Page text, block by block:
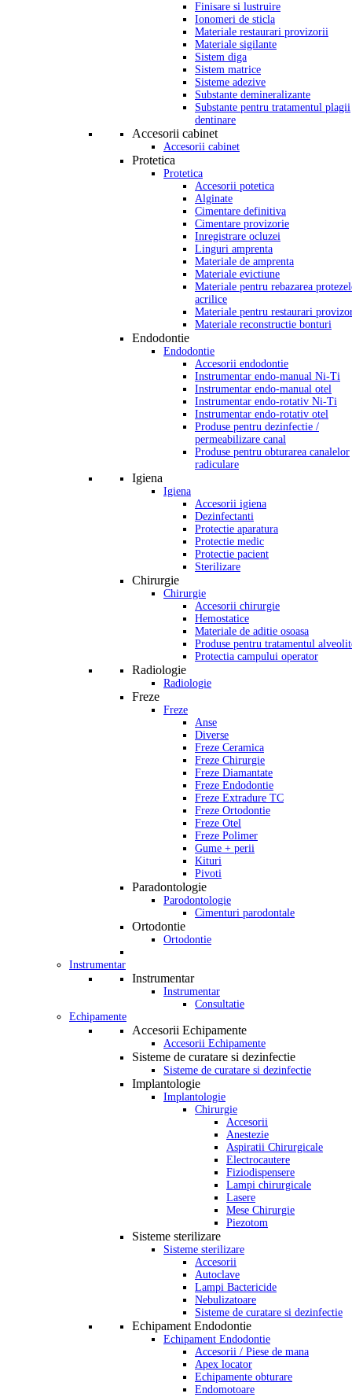
Finisare si lustruire
Ionomeri de sticla
Materiale restaurari provizorii
Materiale sigilante
Sistem diga
Sistem matrice
Sisteme adezive
Substante demineralizante
Substante pentru tratamentul plagii
dentinare
Accesorii cabinet
Accesorii cabinet
Protetica
Protetica
Accesorii potetica
Alginate
Cimentare definitiva
Cimentare provizorie
Inregistrare ocluzei
Linguri amprenta
Materiale de amprenta
Materiale evictiune
Materiale pentru rebazarea
acrilice
Materiale pentru restaurari
Materiale reconstructie bonturi
Endodontie
Endodontie
Accesorii endodontie
Instrumentar endo-manual Ni-Ti
Instrumentar endo-manual otel
Instrumentar endo-rotativ Ni-Ti
Instrumentar endo-rotativ otel
Produse pentru dezinfectie /
permeabilizare canal
Produse pentru obturarea canalelor
radiculare
Igiena
Igiena
Accesorii igiena
Dezinfectanti
Protectie aparatura
Protectie medic
Protectie pacient
Sterilizare
Chirurgie
Chirurgie
Accesorii chirurgie
Hemostatice
Materiale de aditie osoasa
Produse pentru tratamentul
Protectia campului operator
Radiologie
Radiologie
Freze
Freze
Anse
Diverse
Freze Ceramica
Freze Chirurgie
Freze Diamantate
Freze Endodontie
Freze Extradure TC
Freze Ortodontie
Freze Otel
Freze Polimer
Gume + perii
Kituri
Pivoti
Paradontologie
Parodontologie
Cimenturi parodontale
Ortodontie
Ortodontie
Instrumentar
Instrumentar
Instrumentar
Consultatie
Echipamente
Accesorii Echipamente
Accesorii Echipamente
Sisteme de curatare si dezinfectie
Sisteme de curatare si dezinfectie
Implantologie
Implantologie
Chirurgie
Accesorii
Anestezie
Aspiratii Chirurgicale
Electrocautere
Fiziodispensere
Lampi chirurgicale
Lasere
Mese Chirurgie
Piezotom
Sisteme sterilizare
Sisteme sterilizare
Accesorii
Autoclave
Lampi Bactericide
Nebulizatoare
Sisteme de curatare si dezinfectie
Echipament Endodontie
Echipament Endodontie
Accesorii / Piese de mana
Apex locator
Echipamente obturare
Endomotoare